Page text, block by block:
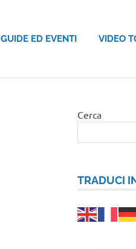
GUIDE ED EVENTI VIDEO
Cerca
TRADUCI